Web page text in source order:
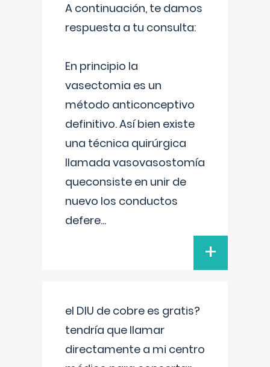
A continuación, te damos
respuesta a tu consulta:
En principio la
vasectomia es un
método anticonceptivo
definitivo. Así bien existe
una técnica quirúrgica
llamada vasovasostomía
queconsiste en unir de
nuevo los conductos
defere...
+
el DIU de cobre es gratis?
tendría que llamar
directamente a mi centro